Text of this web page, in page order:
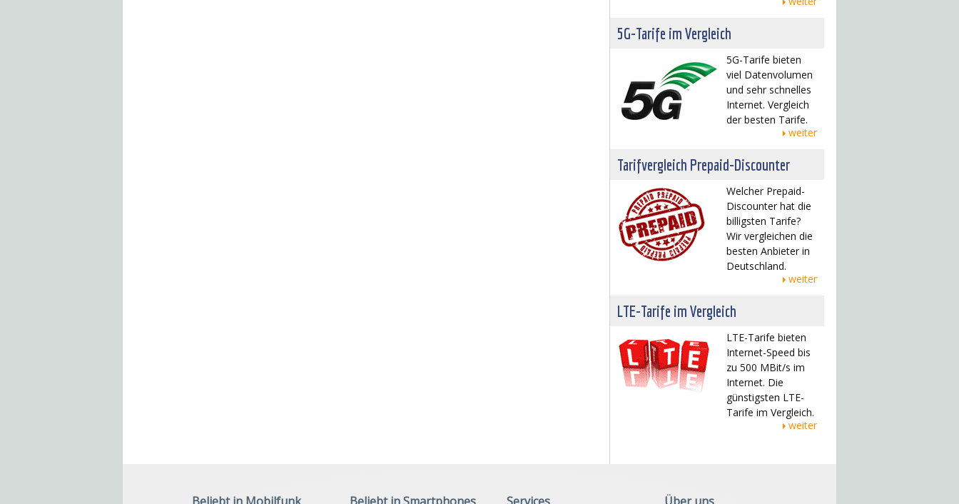
5G-Tarife im Vergleich
5G-Tarife bieten
viel Datenvolumen
und sehr schnelles
Internet. Vergleich
der besten Tarife.
weiter
Tarifvergleich Prepaid-Discounter
Welcher Prepaid-
Discounter hat die
billigsten Tarife?
Wir vergleichen die
besten Anbieter in
Deutschland.
weiter
LTE-Tarife im Vergleich
LTE-Tarife bieten
Internet-Speed bis
zu 500 MBit/s im
Internet. Die
günstigsten LTE-
Tarife im Vergleich.
weiter